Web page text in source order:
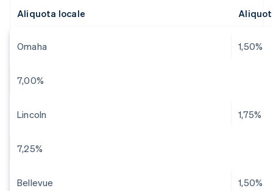
Aliquota locale
Omaha 1,50%
7,00%
Lincoln 1,75%
7,25%
Bellevue 1,50%